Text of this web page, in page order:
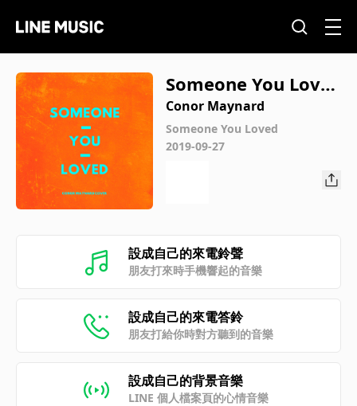
Someone You Love
d
Conor Maynard
Someone You Loved
2019-09-27
設成自己的來電鈴聲
朋友打來時手機響起的音樂
設成自己的來電答鈴
朋友打給你時對方聽到的音樂
設成自己的背景音樂
LINE 個人檔案頁的心情音樂